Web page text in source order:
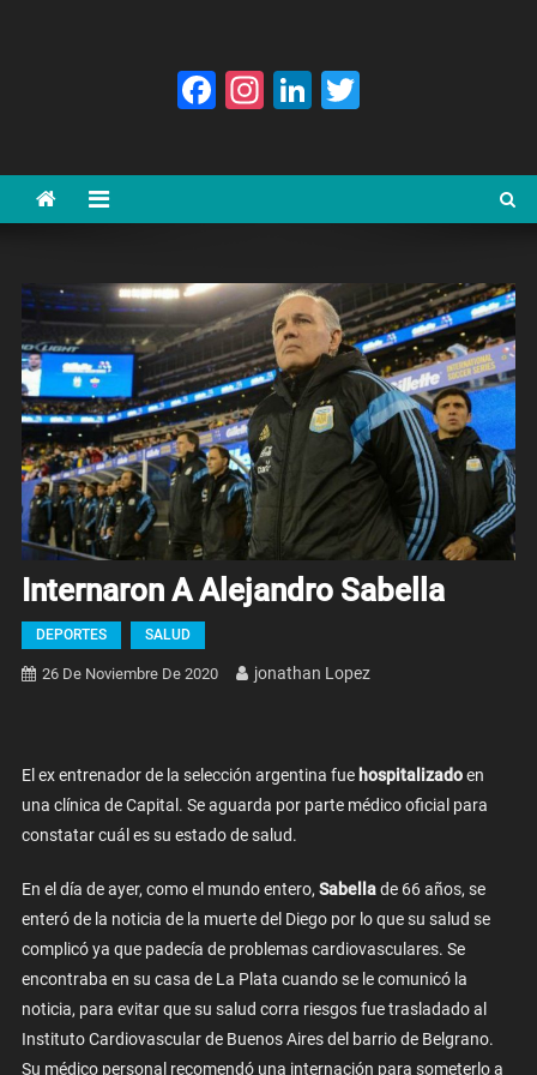
Facebook
Instagram
LinkedIn
Internaron A Alejandro Sabella
DEPORTES SALUD
26 De Noviembre De 2020 Jonathan Lopez
El ex entrenador de la selección argentina fuehospitalizadoen
una clínica de Capital. Se aguarda por parte médico oficial para
constatar cuál es su estado de salud.
En el día de ayer, como el mundo entero, Sabellade 66 años, se
enteró de la noticia de la muerte del Diego por lo que su salud se
complicó ya que padecía de problemas cardiovasculares. Se
encontraba en su casa de La Plata cuando se le comunicó la
noticia, para evitar que su salud corra riesgos fue trasladado al
Instituto Cardiovascular de Buenos Aires del barrio de Belgrano.
Su médico personal recomendó una internación para someterlo a